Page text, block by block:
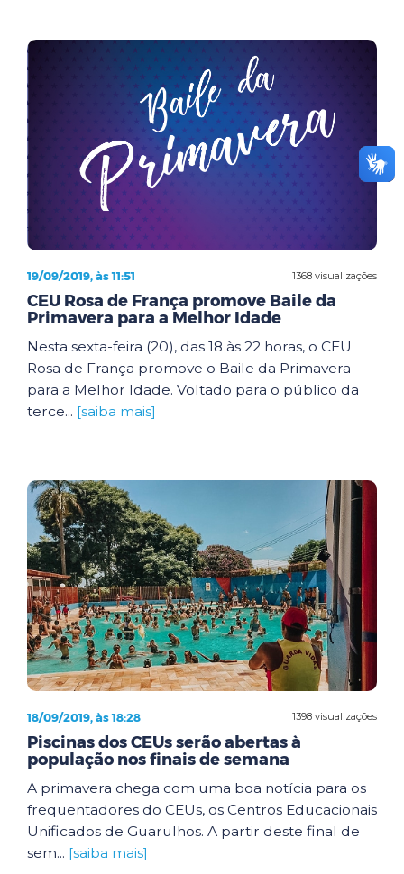
1368 visualizações
19/09/2019, às 11:51
CEU Rosa de França promove Baile da
Primavera para a Melhor Idade
Nesta sexta-feira (20), das 18 às 22 horas, o CEU
Rosa de França promove o Baile da Primavera
para a Melhor Idade. Voltado para o público da
terce... [saiba mais]
1398 visualizações
18/09/2019, às 18:28
Piscinas dos CEUs serão abertas à
população nos finais de semana
A primavera chega com uma boa notícia para os
frequentadores do CEUs, os Centros Educacionais
Unificados de Guarulhos. A partir deste final de
sem... [saiba mais]